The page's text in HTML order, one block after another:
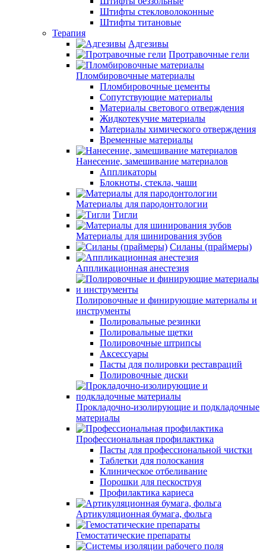
Штифты стекловолоконные
Штифты титановые
Терапия
Адгезивы
Протравочные гели
Пломбировочные материалы
Пломбировочные цементы
Сопутствующие материалы
Материалы светового отверждения
Жидкотекучие материалы
Материалы химического отверждения
Временные материалы
Нанесение, замешивание материалов
Аппликаторы
Блокноты, стекла, чаши
Материалы для пародонтологии
Тигли
Материалы для шинирования зубов
Силаны (праймеры)
Аппликационная анестезия
Полировочные и финирующие материалы и
инструменты
Полировальные резинки
Полировальные щетки
Полировочные штрипсы
Аксессуары
Пасты для полировки реставраций
Полировочные диски
Прокладочно-изолирующие и подкладочные
материалы
Профессиональная профилактика
Пасты для профессиональной чистки
Таблетки для полоскания
Клиническое отбеливание
Порошки для пескоструя
Профилактика кариеса
Артикуляционная бумага, фольга
Гемостатические препараты